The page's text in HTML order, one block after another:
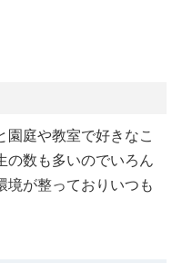
庭や教室で好きなこ
の数も多いのでいろん
境が整っておりいつも